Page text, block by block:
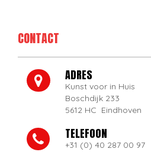
CONTACT
ADRES
Kunst voor in Huis
Boschdijk 233
5612 HC Eindhoven
TELEFOON
+31 (0) 40 287 00 97